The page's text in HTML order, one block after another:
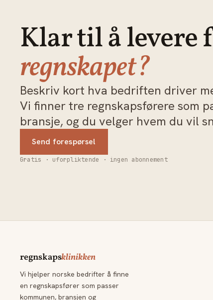
Klar til å levere
regnskapet?
Beskriv kort hva bedriften driver
Vi finner tre regnskapsførere som
bransje, og du velger hvem du vil
Send forespørsel
Gratis · uforpliktende · ingen abonnement
regnskapsklinikken
Vi hjelper norske bedrifter å finne
en regnskapsfører som passer
kommunen, bransjen og